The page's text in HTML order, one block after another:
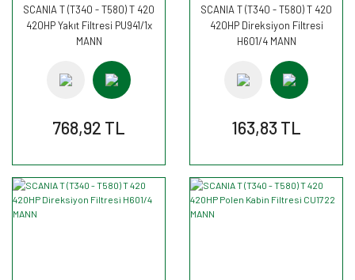
SCANIA T (T340 - T580) T 420
420HP Yakıt Filtresi PU941/1x
MANN
768,92 TL
SCANIA T (T340 - T580) T 420
420HP Direksiyon Filtresi
H601/4 MANN
163,83 TL